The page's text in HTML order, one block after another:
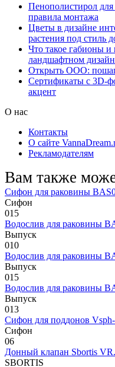
Пенополистирол
правила монтажа
Цветы в дизайне
растения под стиль
Что такое габионы и
ландшафтном
Открыть ООО:
Сертификаты с 3D-
акцент
О нас
Контакты
О сайте
Рекламодателям
Вам также
Сифон для раковины
Сифон
015
Водослив для раковины
Выпуск
010
Водослив для раковины
Выпуск
015
Водослив для раковины
Выпуск
013
Сифон для поддонов
Сифон
06
Донный клапан Sbortis
SBORTIS